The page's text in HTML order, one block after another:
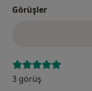
Görüşler
3 görüş